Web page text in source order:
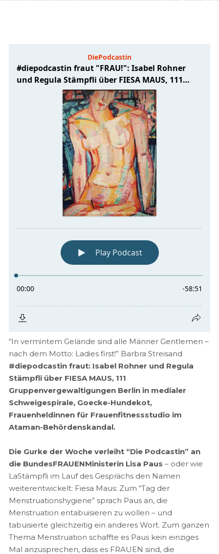
“In vermintem Gelände sind alle Männer Gentlemen –
nach dem Motto: Ladies first!” Barbra Streisand
#diepodcastin fraut: Isabel Rohner und Regula
Stämpfli über FIESA MAUS, 111
Gruppenvergewaltigungen Berlin in medialer
Schweigespirale, Goecke-Hundekot,
Frauenheldinnen für Frauenfitnessstudio im
Ataman-Behördenskandal.
Die Gurke der Woche verleiht “Die Podcastin” an
die BundesFRAUENMinisterin Lisa Paus – oder wie
LaStämpfli im Lauf des Gesprächs den Namen
weiterentwickelt: Fiesa Maus: Zum “Tag der
Menstruationshygiene” sprach Paus an, die
Menstruation entabuisieren zu wollen – und
tabuisierte gleichzeitig ein anderes Wort. Zum ganzen
Thema Menstruation schaffte es Paus kein einziges
Mal anzusprechen, dass es FRAUEN sind, die